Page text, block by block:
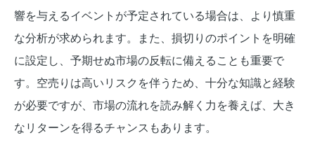
響を与えるイベントが予定されている場合は、より慎重
な分析が求められます。また、損切りのポイントを明確
に設定し、予期せぬ市場の反転に備えることも重要で
す。空売りは高いリスクを伴うため、十分な知識と経験
が必要ですが、市場の流れを読み解く力を養えば、大き
なリターンを得るチャンスもあります。